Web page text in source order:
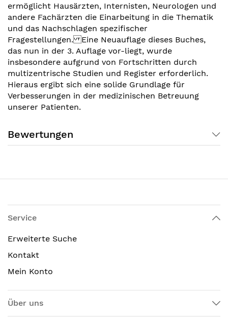
ermöglicht Hausärzten, Internisten, Neurologen und
andere Fachärzten die Einarbeitung in die Thematik
und das Nachschlagen spezifischer
Fragestellungen. Eine Neuauflage dieses Buches,
das nun in der 3. Auflage vor-liegt, wurde
insbesondere aufgrund von Fortschritten durch
multizentrische Studien und Register erforderlich.
Hieraus ergibt sich eine solide Grundlage für
Verbesserungen in der medizinischen Betreuung
unserer Patienten.
Bewertungen
Service
Erweiterte Suche
Kontakt
Mein Konto
Über uns